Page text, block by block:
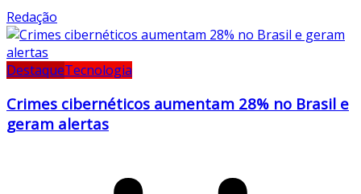
Redação
DestaqueTecnologia
Crimes cibernéticos aumentam 28% no Brasil e
geram alertas